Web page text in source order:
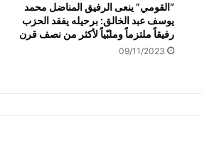
“القومي” ينعى الرفيق المناضل محمد
يوسف عبد الخالق: برحيله يفقد الحزب
رفيقاً ملتزماً وملبّياً لأكثر من نصف قرن
09/11/2023